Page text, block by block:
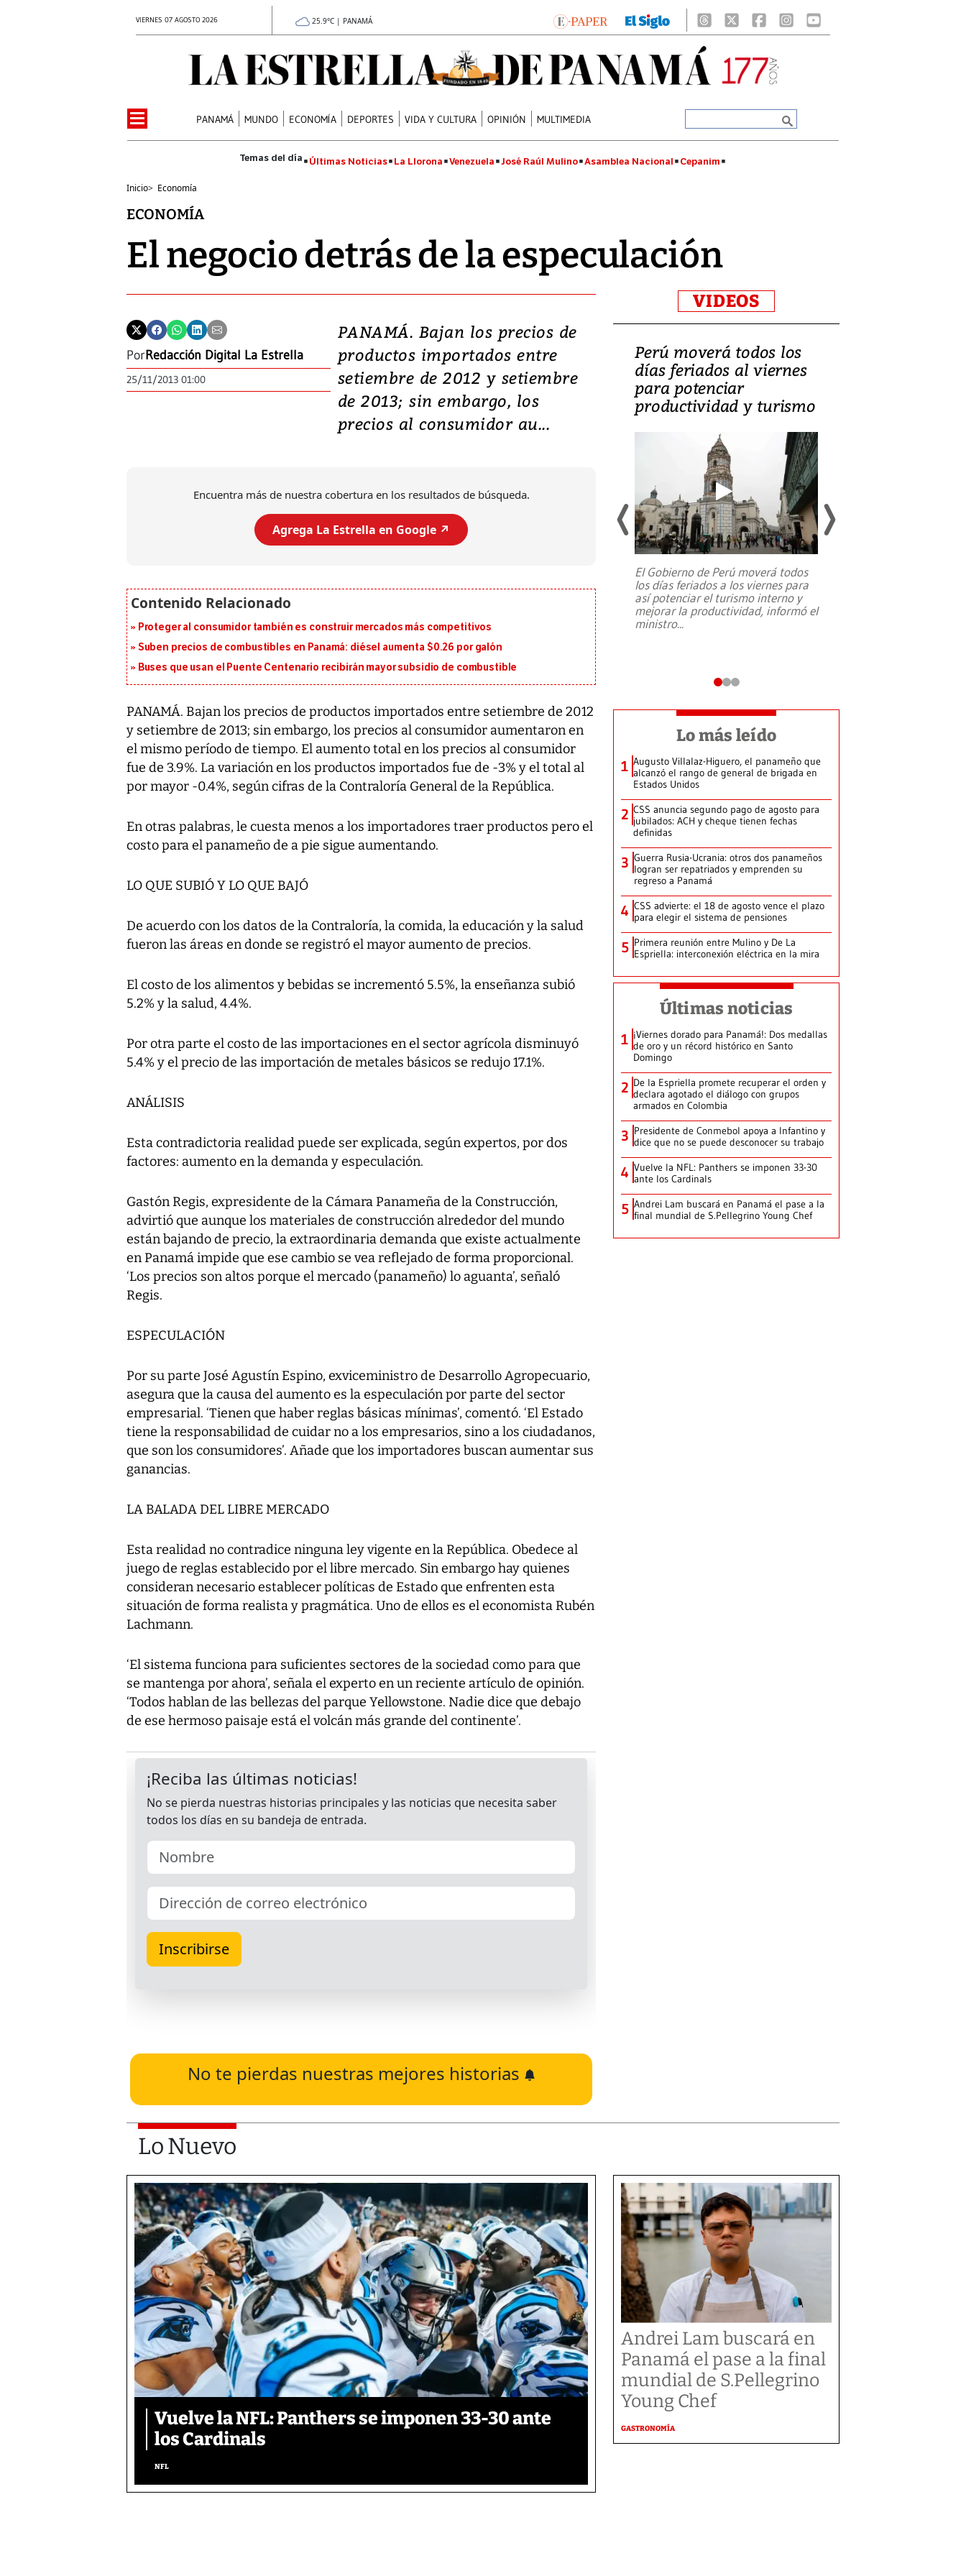
VIERNES 07 AGOSTO 2026 25.9°C | PANAMÁ
PANAMÁ MUNDO ECONOMÍA DEPORTES VIDA Y CULTURA OPINIÓN MULTIMEDIA
Últimas Noticias La Llorona Venezuela José Raúl Mulino Asamblea Nacional Cepanim
Inicio> Economía
ECONOMÍA
El negocio detrás de la especulación
PorRedacción Digital La Estrella
25/11/2013 01:00
PANAMÁ. Bajan los precios de
productos importados entre
setiembre de 2012 y setiembre
de 2013; sin embargo, los
precios al consumidor au...
Encuentra más de nuestra cobertura en los resultados de búsqueda.
Agrega La Estrella en Google ↗️
Proteger al consumidor también es construir mercados más competitivos
Suben precios de combustibles en Panamá: diésel aumenta $0.26 por galón
Buses que usan el Puente Centenario recibirán mayor subsidio de combustible
PANAMÁ. Bajan los precios de productos importados entre setiembre de 2012
y setiembre de 2013; sin embargo, los precios al consumidor aumentaron en
el mismo período de tiempo. El aumento total en los precios al consumidor
fue de 3.9%. La variación en los productos importados fue de -3% y el total al
por mayor -0.4%, según cifras de la Contraloría General de la República.
En otras palabras, le cuesta menos a los importadores traer productos pero el
costo para el panameño de a pie sigue aumentando.
LO QUE SUBIÓ Y LO QUE BAJÓ
De acuerdo con los datos de la Contraloría, la comida, la educación y la salud
fueron las áreas en donde se registró el mayor aumento de precios.
El costo de los alimentos y bebidas se incrementó 5.5%, la enseñanza subió
5.2% y la salud, 4.4%.
Por otra parte el costo de las importaciones en el sector agrícola disminuyó
5.4% y el precio de las importación de metales básicos se redujo 17.1%.
ANÁLISIS
Esta contradictoria realidad puede ser explicada, según expertos, por dos
factores: aumento en la demanda y especulación.
Gastón Regis, expresidente de la Cámara Panameña de la Construcción,
advirtió que aunque los materiales de construcción alrededor del mundo
están bajando de precio, la extraordinaria demanda que existe actualmente
en Panamá impide que ese cambio se vea reflejado de forma proporcional.
‘Los precios son altos porque el mercado (panameño) lo aguanta’, señaló
Regis.
ESPECULACIÓN
Por su parte José Agustín Espino, exviceministro de Desarrollo Agropecuario,
asegura que la causa del aumento es la especulación por parte del sector
empresarial. ‘Tienen que haber reglas básicas mínimas’, comentó. ‘El Estado
tiene la responsabilidad de cuidar no a los empresarios, sino a los ciudadanos,
que son los consumidores’. Añade que los importadores buscan aumentar sus
ganancias.
LA BALADA DEL LIBRE MERCADO
Esta realidad no contradice ninguna ley vigente en la República. Obedece al
juego de reglas establecido por el libre mercado. Sin embargo hay quienes
consideran necesario establecer políticas de Estado que enfrenten esta
situación de forma realista y pragmática. Uno de ellos es el economista Rubén
Lachmann.
‘El sistema funciona para suficientes sectores de la sociedad como para que
se mantenga por ahora’, señala el experto en un reciente artículo de opinión.
‘Todos hablan de las bellezas del parque Yellowstone. Nadie dice que debajo
de ese hermoso paisaje está el volcán más grande del continente’.
No te pierdas nuestras mejores historias
VIDEOS
Video: Lula lanza su
candidatura con
promesas de inversión
en defensa, educación y
tierras raras
Entre recuerdos y escuetas
da Silva, oficializó este domingo su
candidatura...
Perú moverá todos los
días feriados al viernes
para potenciar
productividad y turismo
El Gobierno de Perú moverá todos
los días feriados a los viernes para
así potenciar el turismo interno y
mejorar la productividad, informó el
ministro...
Lo más leído
1 Augusto Villalaz-Higuero, el panameño que
alcanzó el rango de general de brigada en
Estados Unidos
2 CSS anuncia segundo pago de agosto para
jubilados: ACH y cheque tienen fechas
definidas
3 Guerra Rusia-Ucrania: otros dos panameños
logran ser repatriados y emprenden su
regreso a Panamá
4 CSS advierte: el 18 de agosto vence el plazo
para elegir el sistema de pensiones
5 Primera reunión entre Mulino y De La
Espriella: interconexión eléctrica en la mira
Últimas noticias
1 ¡Viernes dorado para Panamá!: Dos medallas
de oro y un récord histórico en Santo
Domingo
2 De la Espriella promete recuperar el orden y
declara agotado el diálogo con grupos
armados en Colombia
3 Presidente de Conmebol apoya a Infantino y
dice que no se puede desconocer su trabajo
4 Vuelve la NFL: Panthers se imponen 33-30
ante los Cardinals
5 Andrei Lam buscará en Panamá el pase a la
final mundial de S.Pellegrino Young Chef
Lo Nuevo
Vuelve la NFL: Panthers se imponen 33-30 ante
los Cardinals
NFL
Andrei Lam buscará en
Panamá el pase a la final
mundial de S.Pellegrino
Young Chef
GASTRONOMÍA